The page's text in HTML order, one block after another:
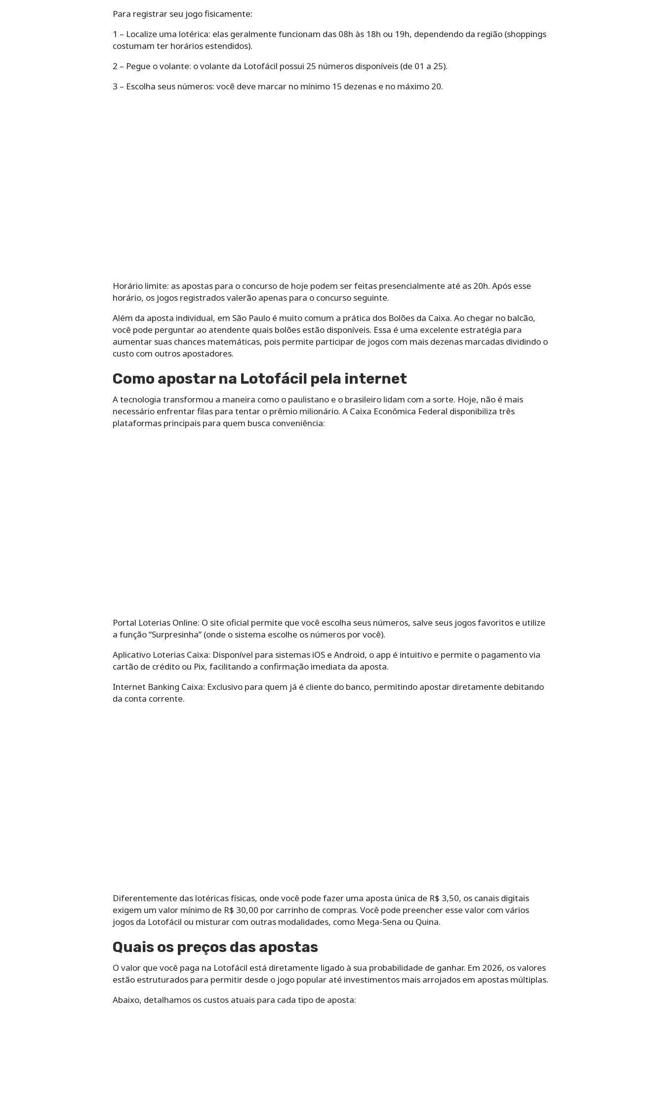
Para registrar seu jogo fisicamente:
1 – Localize uma lotérica: elas geralmente funcionam das 08h às 18h ou 19h, dependendo da região (shoppings
costumam ter horários estendidos).
2 – Pegue o volante: o volante da Lotofácil possui 25 números disponíveis (de 01 a 25).
3 – Escolha seus números: você deve marcar no mínimo 15 dezenas e no máximo 20.
Horário limite: as apostas para o concurso de hoje podem ser feitas presencialmente até as 20h. Após esse
horário, os jogos registrados valerão apenas para o concurso seguinte.
Além da aposta individual, em São Paulo é muito comum a prática dos Bolões da Caixa. Ao chegar no balcão,
você pode perguntar ao atendente quais bolões estão disponíveis. Essa é uma excelente estratégia para
aumentar suas chances matemáticas, pois permite participar de jogos com mais dezenas marcadas dividindo o
custo com outros apostadores.
Como apostar na Lotofácil pela internet
A tecnologia transformou a maneira como o paulistano e o brasileiro lidam com a sorte. Hoje, não é mais
necessário enfrentar filas para tentar o prêmio milionário. A Caixa Econômica Federal disponibiliza três
plataformas principais para quem busca conveniência:
Portal Loterias Online: O site oficial permite que você escolha seus números, salve seus jogos favoritos e utilize
a função “Surpresinha” (onde o sistema escolhe os números por você).
Aplicativo Loterias Caixa: Disponível para sistemas iOS e Android, o app é intuitivo e permite o pagamento via
cartão de crédito ou Pix, facilitando a confirmação imediata da aposta.
Internet Banking Caixa: Exclusivo para quem já é cliente do banco, permitindo apostar diretamente debitando
da conta corrente.
Diferentemente das lotéricas físicas, onde você pode fazer uma aposta única de R$ 3,50, os canais digitais
exigem um valor mínimo de R$ 30,00 por carrinho de compras. Você pode preencher esse valor com vários
jogos da Lotofácil ou misturar com outras modalidades, como Mega-Sena ou Quina.
Quais os preços das apostas
O valor que você paga na Lotofácil está diretamente ligado à sua probabilidade de ganhar. Em 2026, os valores
estão estruturados para permitir desde o jogo popular até investimentos mais arrojados em apostas múltiplas.
Abaixo, detalhamos os custos atuais para cada tipo de aposta: